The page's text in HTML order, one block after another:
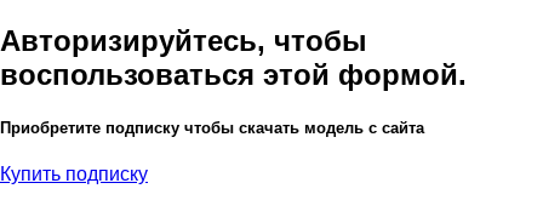
Авторизируйтесь, чтобы
воспользоваться этой формой.
Приобретите подписку чтобы скачать модель с сайта
Купить подписку